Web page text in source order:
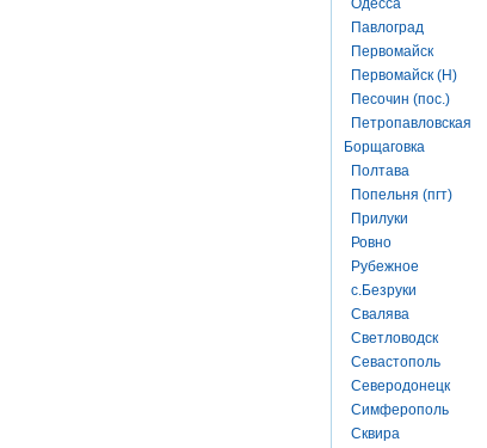
Одесса
Павлоград
Первомайск
Первомайск (Н)
Песочин (пос.)
Петропавловская
Борщаговка
Полтава
Попельня (пгт)
Прилуки
Ровно
Рубежное
с.Безруки
Свалява
Светловодск
Севастополь
Северодонецк
Симферополь
Сквира